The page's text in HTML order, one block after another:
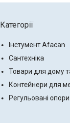
Категорії
Інстумент Afacan
Сантехніка
Товари для дому
Контейнери для
Регульовані опори